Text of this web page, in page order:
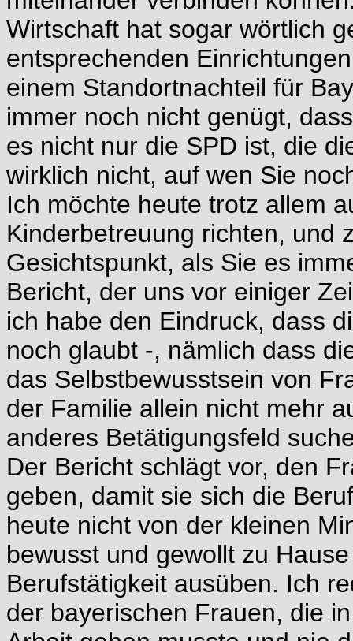
Wirtschaft hat sogar wörtlich
entsprechenden
einem Standortnachteil für
immer noch nicht genügt,
es nicht nur die SPD ist, die
wirklich nicht, auf wen Sie
Ich möchte heute trotz allem
Kinderbetreuung richten, und
Gesichtspunkt, als Sie es
Bericht, der uns vor einiger
ich habe den Eindruck, dass
noch glaubt -, nämlich dass
das Selbstbewusstsein von
der Familie allein nicht mehr
anderes Betätigungsfeld
Der Bericht schlägt vor, den
geben, damit sie sich die
heute nicht von der kleinen
bewusst und gewollt zu
Berufstätigkeit ausüben. Ich
der bayerischen Frauen, die